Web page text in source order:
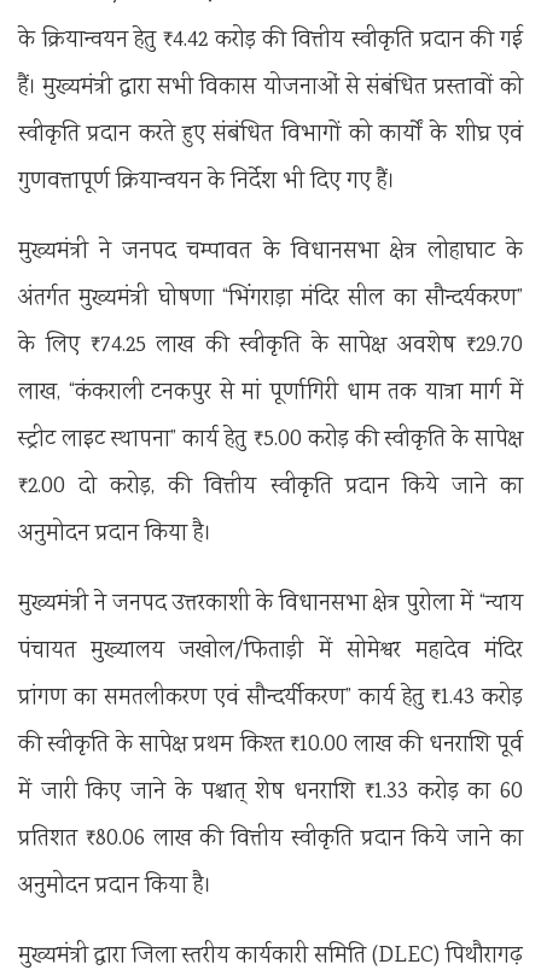
के क्रियान्वयन हेतु ₹4.42 करोड़ की वित्तीय स्वीकृति प्रदान की गई
हैं। मुख्यमंत्री द्वारा सभी विकास योजनाओं से संबंधित प्रस्तावों को
स्वीकृति प्रदान करते हुए संबंधित विभागों को कार्यों के शीघ्र एवं
गुणवत्तापूर्ण क्रियान्वयन के निर्देश भी दिए गए हैं।
मुख्यमंत्री ने जनपद चम्पावत के विधानसभा क्षेत्र लोहाघाट के
अंतर्गत मुख्यमंत्री घोषणा “भिंगराड़ा मंदिर सील का सौन्दर्यकरण”
के लिए ₹74.25 लाख की स्वीकृति के सापेक्ष अवशेष ₹29.70
लाख, “कंकराली टनकपुर से मां पूर्णागिरी धाम तक यात्रा मार्ग में
स्ट्रीट लाइट स्थापना” कार्य हेतु ₹5.00 करोड़ की स्वीकृति के सापेक्ष
₹2.00 दो करोड़, की वित्तीय स्वीकृति प्रदान किये जाने का
अनुमोदन प्रदान किया है।
मुख्यमंत्री ने जनपद उत्तरकाशी के विधानसभा क्षेत्र पुरोला में “न्याय
पंचायत मुख्यालय जखोल/फिताड़ी में सोमेश्वर महादेव मंदिर
प्रांगण का समतलीकरण एवं सौन्दर्यीकरण” कार्य हेतु ₹1.43 करोड़
की स्वीकृति के सापेक्ष प्रथम किश्त ₹10.00 लाख की धनराशि पूर्व
में जारी किए जाने के पश्चात् शेष धनराशि ₹1.33 करोड़ का 60
प्रतिशत ₹80.06 लाख की वित्तीय स्वीकृति प्रदान किये जाने का
अनुमोदन प्रदान किया है।
मुख्यमंत्री द्वारा जिला स्तरीय कार्यकारी समिति (DLEC) पिथौरागढ़